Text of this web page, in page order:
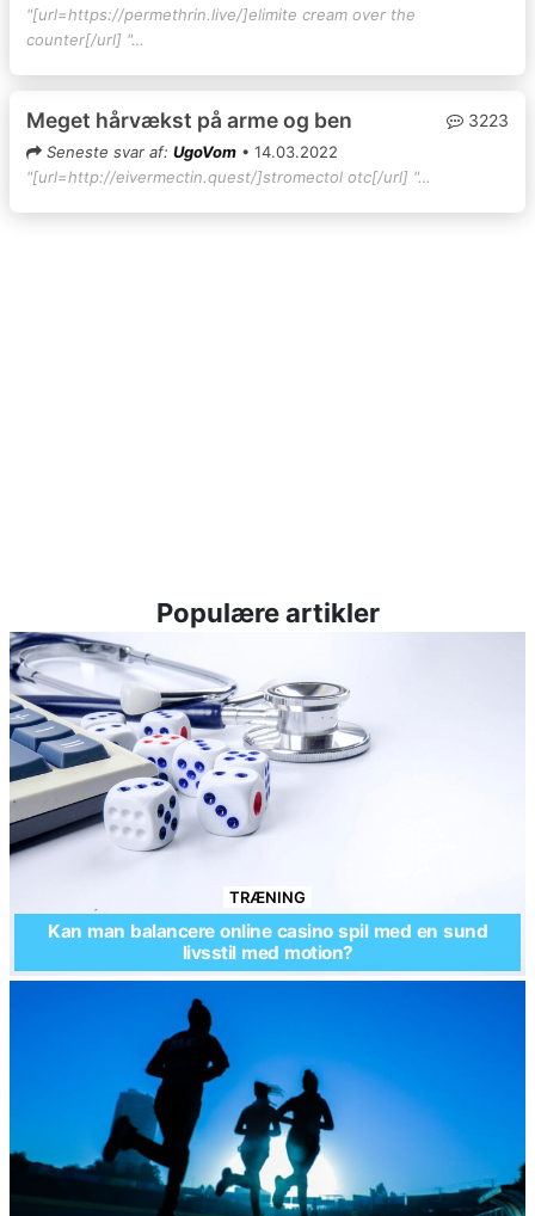
"[url=https://permethrin.live/]elimite cream over the
counter[/url] "…
Meget hårvækst på arme og ben 3223
Seneste svar af: UgoVom • 14.03.2022
"[url=http://eivermectin.quest/]stromectol otc[/url] "…
Populære artikler
TRÆNING
Kan man balancere online casino spil med en sund
livsstil med motion?